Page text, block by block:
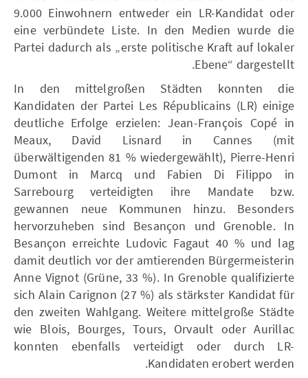
9.000 Einwohnern entweder ein LR-Kandidat oder
eine verbündete Liste. In den Medien wurde die
Partei dadurch als „erste politische Kraft auf lokaler
Ebene“ dargestellt.
In den mittelgroßen Städten konnten die
Kandidaten der Partei Les Républicains (LR) einige
deutliche Erfolge erzielen: Jean-François Copé in
Meaux, David Lisnard in Cannes (mit
überwältigenden 81 % wiedergewählt), Pierre-Henri
Dumont in Marcq und Fabien Di Filippo in
Sarrebourg verteidigten ihre Mandate bzw.
gewannen neue Kommunen hinzu. Besonders
hervorzuheben sind Besançon und Grenoble. In
Besançon erreichte Ludovic Fagaut 40 % und lag
damit deutlich vor der amtierenden Bürgermeisterin
Anne Vignot (Grüne, 33 %). In Grenoble qualifizierte
sich Alain Carignon (27 %) als stärkster Kandidat für
den zweiten Wahlgang. Weitere mittelgroße Städte
wie Blois, Bourges, Tours, Orvault oder Aurillac
konnten ebenfalls verteidigt oder durch LR-
Kandidaten erobert werden.